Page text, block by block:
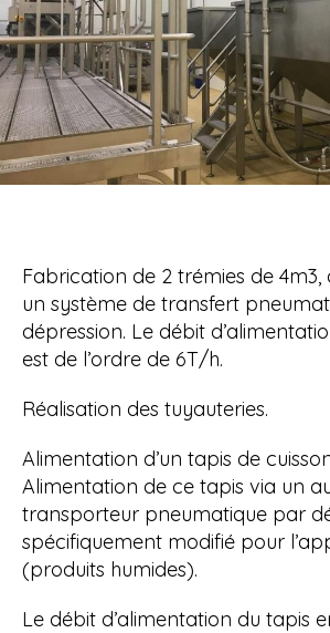
Fabrication de 2 trémies de
un système de transfert
dépression. Le débit
est de l’ordre de 6T/h.
Réalisation des tuyauteries.
Alimentation d’un tapis de
Alimentation de ce tapis via un
transporteur pneumatique par
spécifiquement modifié pour
(produits humides).
Le débit d’alimentation du tapis